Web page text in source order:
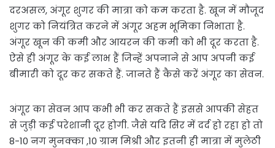
दरअसल, अंगूर शुगर की मात्रा को कम करता है. खून में मौजूद
शुगर को नियंत्रित करने में अंगूर अहम भूमिका निभाता है.
अंगूर खून की कमी और आयरन की कमी को भी दूर करता है.
ऐसे ही अंगूर के कई लाभ हैं जिन्हें अपनाने से आप अपनी कई
बीमारी को दूर कर सकते हैं. जानते हैं कैसे करें अंगूर का सेवन.
अंगूर का सेवन आप कभी भी कर सकते हैं इससे आपकी सेहत
से जुड़ी कई परेशानी दूर होगी. जैसे यदि सिर में दर्द हो रहा हो तो
8-10 नग मुनक्का ,10 ग्राम मिश्री और इतनी ही मात्रा में मुलेठी